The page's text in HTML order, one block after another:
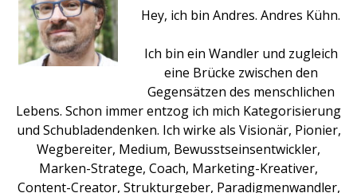
Hey, ich bin Andres. Andres Kühn.
Ich bin ein Wandler und zugleich
eine Brücke zwischen den
Gegensätzen des menschlichen
Lebens. Schon immer entzog ich mich Kategorisierung
und Schubladendenken. Ich wirke als Visionär, Pionier,
Wegbereiter, Medium, Bewusstseinsentwickler,
Marken-Stratege, Coach, Marketing-Kreativer,
Content-Creator, Strukturgeber, Paradigmenwandler,